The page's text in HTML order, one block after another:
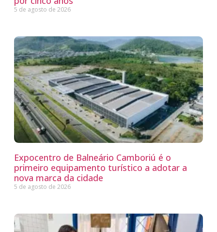
5 de agosto de 2026
Expocentro de Balneário Camboriú é o
primeiro equipamento turístico a adotar a
nova marca da cidade
5 de agosto de 2026